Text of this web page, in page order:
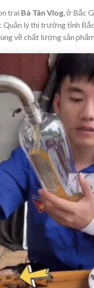
trai Bà Tân Vlog, ở Bắc
lý thị trường tỉnh
về chất lượng sản